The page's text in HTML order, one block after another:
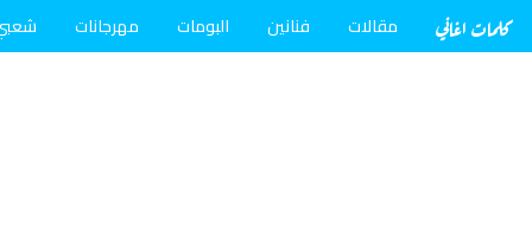
كلمات اغاني مقالات فنانين البومات مهرجانات